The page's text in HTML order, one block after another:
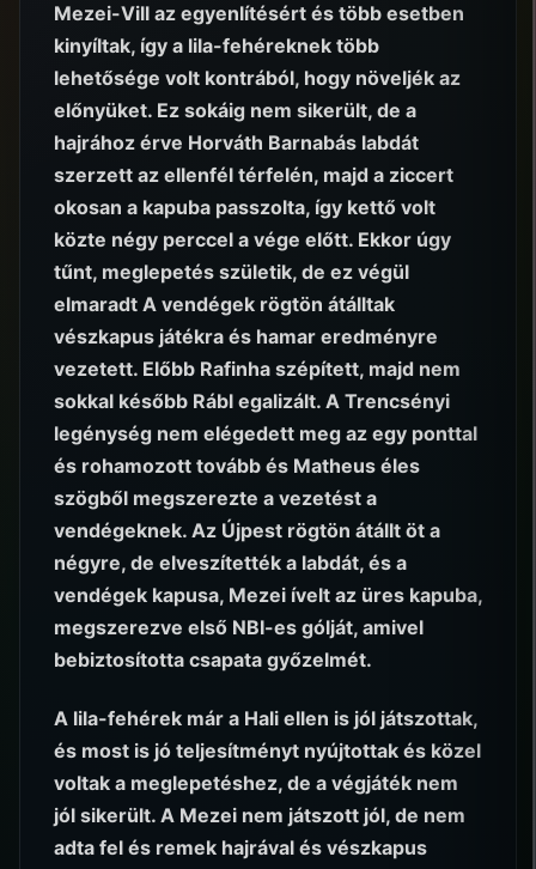
Mezei-Vill az egyenlítésért és több esetben
kinyíltak, így a lila-fehéreknek több
lehetősége volt kontrából, hogy növeljék az
előnyüket. Ez sokáig nem sikerült, de a
hajrához érve Horváth Barnabás labdát
szerzett az ellenfél térfelén, majd a ziccert
okosan a kapuba passzolta, így kettő volt
közte négy perccel a vége előtt. Ekkor úgy
tűnt, meglepetés születik, de ez végül
elmaradt A vendégek rögtön átálltak
vészkapus játékra és hamar eredményre
vezetett. Előbb Rafinha szépített, majd nem
sokkal később Rábl egalizált. A Trencsényi
legénység nem elégedett meg az egy ponttal
és rohamozott tovább és Matheus éles
szögből megszerezte a vezetést a
vendégeknek. Az Újpest rögtön átállt öt a
négyre, de elveszítették a labdát, és a
vendégek kapusa, Mezei ívelt az üres kapuba,
megszerezve első NBI-es gólját, amivel
bebiztosította csapata győzelmét.
A lila-fehérek már a Hali ellen is jól játszottak,
és most is jó teljesítményt nyújtottak és közel
voltak a meglepetéshez, de a végjáték nem
jól sikerült. A Mezei nem játszott jól, de nem
adta fel és remek hajrával és vészkapus